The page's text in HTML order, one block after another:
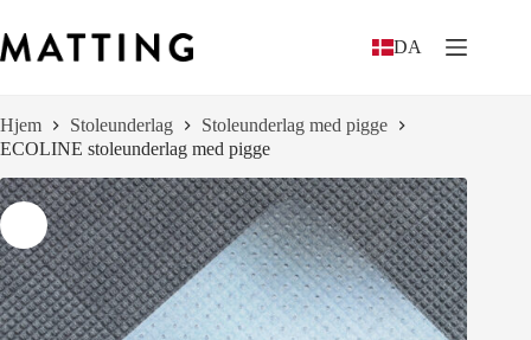
til
indhold
DA
Hjem Stoleunderlag
Stoleunderlag med pigge
ECOLINE stoleunderlag med pigge